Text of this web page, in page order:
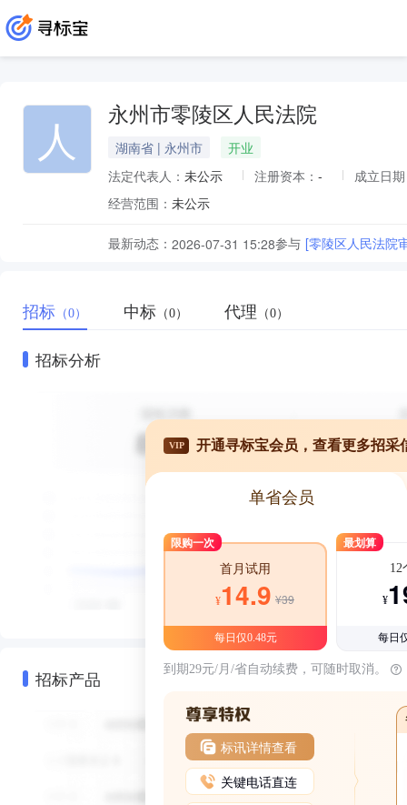
人 永州市零陵区人民法院
湖南省 | 永州市
开业
法定代表人： 未公示 注册资本： -
成立日
经营范围： 未公示
最新动态： 2026-07-31 15:28参与 [零陵区人民法院
招标 （0） 中标 （0） 代理 （0）
招标分析
招标产品
VIP 开通寻标宝会员，查看更多招采
单省会员
限购一次
首月试用
¥14.9 ¥39
每日仅0.48元
最划算
12
¥
每日
到期29元/月/省自动续费，可随时取消。
标讯详情查看
关键电话直连